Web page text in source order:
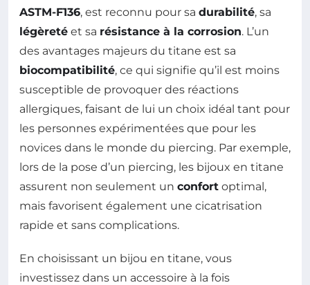
ASTM-F136, est reconnu pour sa durabilité, sa
légèreté et sa résistance à la corrosion. L’un
des avantages majeurs du titane est sa
biocompatibilité, ce qui signifie qu’il est moins
susceptible de provoquer des réactions
allergiques, faisant de lui un choix idéal tant pour
les personnes expérimentées que pour les
novices dans le monde du piercing. Par exemple,
lors de la pose d’un piercing, les bijoux en titane
assurent non seulement un confort optimal,
mais favorisent également une cicatrisation
rapide et sans complications.
En choisissant un bijou en titane, vous
investissez dans un accessoire à la fois